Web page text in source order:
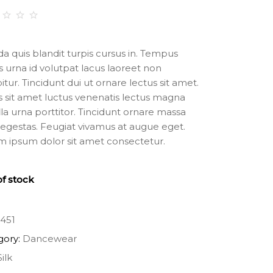
quis blandit turpis cursus in. Tempus
urna id volutpat lacus laoreet non
Tincidunt dui ut ornare lectus sit amet.
sit amet luctus venenatis lectus magna
urna porttitor. Tincidunt ornare massa
Feugiat vivamus at augue eget.
ipsum dolor sit amet consectetur.
stock
451
Dancewear